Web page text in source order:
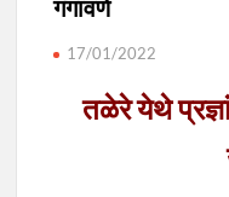
गंगावणे
17/01/2022
तळेरे येथे